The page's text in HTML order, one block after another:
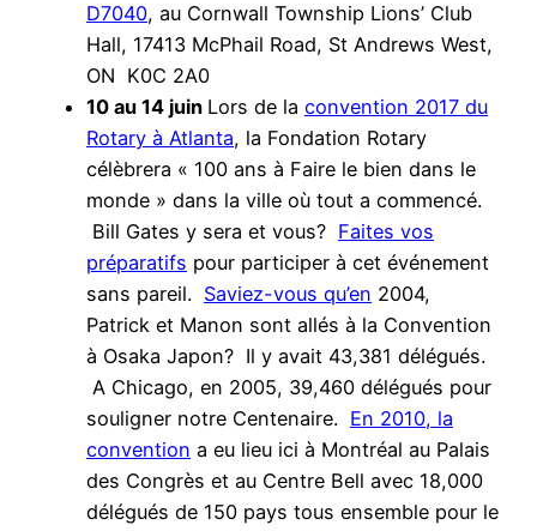
D7040, au Cornwall Township Lions’ Club
Hall, 17413 McPhail Road, St Andrews West,
ON K0C 2A0
10 au 14 juin Lors de la convention 2017 du
Rotary à Atlanta, la Fondation Rotary
célèbrera « 100 ans à Faire le bien dans le
monde » dans la ville où tout a commencé.
Bill Gates y sera et vous? Faites vos
préparatifs pour participer à cet événement
sans pareil. Saviez-vous qu’en 2004,
Patrick et Manon sont allés à la Convention
à Osaka Japon? Il y avait 43,381 délégués.
A Chicago, en 2005, 39,460 délégués pour
souligner notre Centenaire. En 2010, la
convention a eu lieu ici à Montréal au Palais
des Congrès et au Centre Bell avec 18,000
délégués de 150 pays tous ensemble pour le